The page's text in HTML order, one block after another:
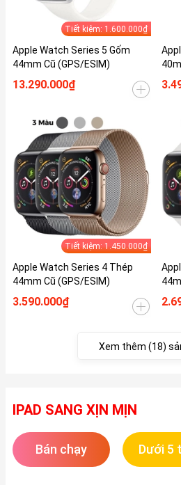
Tiết kiệm: 1.600.000₫
Apple Watch Series 5 Gốm
44mm Cũ (GPS/ESIM)
13.290.000₫
Tiết kiệm: 1.450.000₫
Apple Watch Series 4 Thép
44mm Cũ (GPS/ESIM)
3.590.000₫
Xem thêm (18)
IPAD SANG XỊN MỊN
Bán chạy Dưới 5